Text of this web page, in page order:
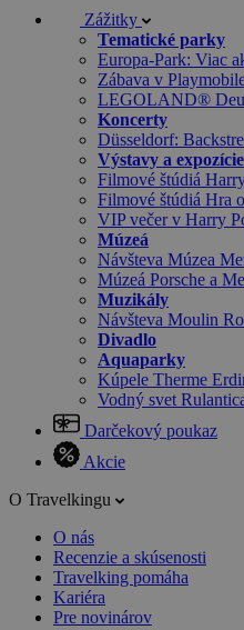
Zážitky
Tematické parky
Europa-Park: Viac
Zábava v
LEGOLAND®
Koncerty
Düsseldorf:
Výstavy a expozície
Filmové štúdiá
Filmové štúdiá Hra
VIP večer v Harry
Múzeá
Návšteva Múzea
Múzeá Porsche a
Muzikály
Návšteva Moulin
Divadlo
Aquaparky
Kúpele Therme
Vodný svet
Darčekový poukaz
Akcie
O Travelkingu
O nás
Recenzie a skúsenosti
Travelking pomáha
Kariéra
Pre novinárov